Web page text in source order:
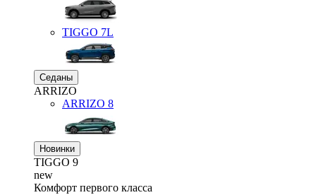
TIGGO 7L
Седаны
ARRIZO
ARRIZO 8
Новинки
TIGGO 9
new
Комфорт первого класса